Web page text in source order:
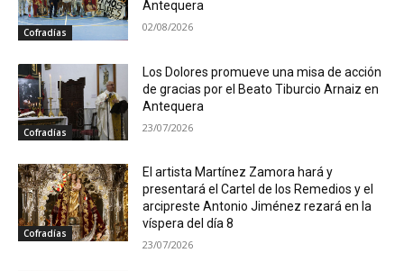
Cofradías
Antequera
02/08/2026
Cofradías
Los Dolores promueve una misa de acción
de gracias por el Beato Tiburcio Arnaiz en
Antequera
23/07/2026
Cofradías
El artista Martínez Zamora hará y
presentará el Cartel de los Remedios y el
arcipreste Antonio Jiménez rezará en la
víspera del día 8
23/07/2026